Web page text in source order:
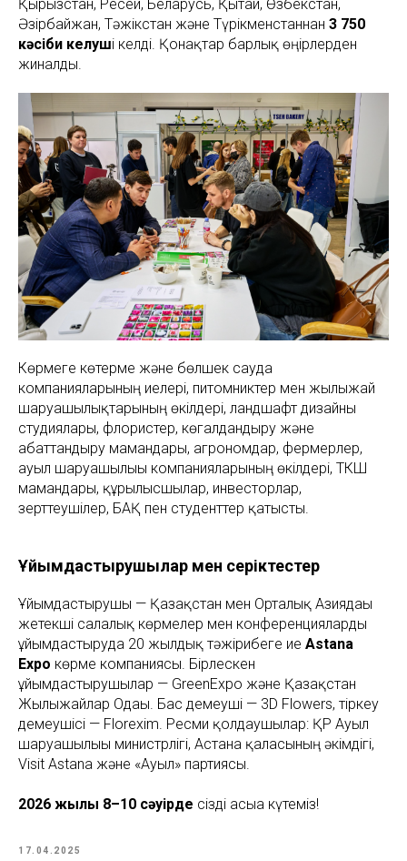
Қырғызстан, Ресей, Беларусь, Қытай, Өзбекстан,
Әзірбайжан, Тәжікстан және Түрікменстаннан 3 750
кәсіби келуші келді. Қонақтар барлық өңірлерден
жиналды.
Көрмеге көтерме және бөлшек сауда
компанияларының иелері, питомниктер мен жылыжай
шаруашылықтарының өкілдері, ландшафт дизайны
студиялары, флористер, көгалдандыру және
абаттандыру мамандары, агрономдар, фермерлер,
ауыл шаруашылығы компанияларының өкілдері, ТКШ
мамандары, құрылысшылар, инвесторлар,
зерттеушілер, БАҚ пен студенттер қатысты.
Ұйымдастырушылар мен серіктестер
Ұйымдастырушы — Қазақстан мен Орталық Азиядағы
жетекші салалық көрмелер мен конференцияларды
ұйымдастыруда 20 жылдық тәжірибеге ие Astana
Expo көрме компаниясы. Бірлескен
ұйымдастырушылар — GreenExpo және Қазақстан
Жылыжайлар Одағы. Бас демеуші — 3D Flowers, тіркеу
демеушісі — Florexim. Ресми қолдаушылар: ҚР Ауыл
шаруашылығы министрлігі, Астана қаласының әкімдігі,
Visit Astana және «Ауыл» партиясы.
2026 жылы 8–10 сәуірде сізді асыға күтеміз!
17.04.2025